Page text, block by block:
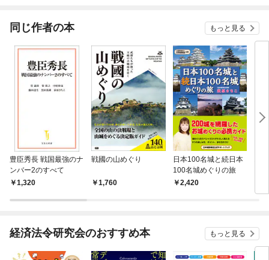
同じ作者の本 もっと見る
豊臣秀長 戦国最強のナ
ンバー2のすべて
1,320
戦國の山めぐり
1,760
日本100名城と続日本
100名城めぐりの旅
2,420
経済法令研究会のおすすめ本 もっと見る